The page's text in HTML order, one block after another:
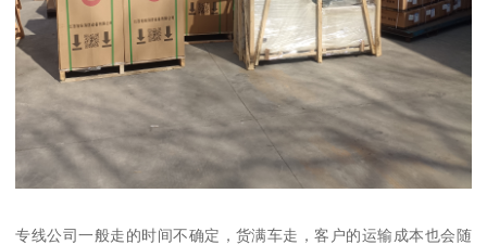
专线公司一般走的时间不确定，货满车走，客户的运输成本也会随